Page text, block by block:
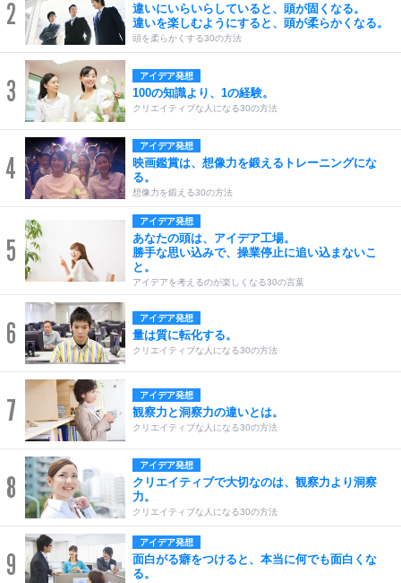
2
違いにいらいらしていると、頭が固くなる。
違いを楽しむようにすると、頭が柔らかくなる。
頭を柔らかくする30の方法
3 アイデア発想
100の知識より、1の経験。
クリエイティブな人になる30の方法
4
アイデア発想
映画鑑賞は、想像力を鍛えるトレーニングにな
る。
想像力を鍛える30の方法
5
アイデア発想
あなたの頭は、アイデア工場。
勝手な思い込みで、操業停止に追い込まないこ
と。
アイデアを考えるのが楽しくなる30の言葉
6 アイデア発想
量は質に転化する。
クリエイティブな人になる30の方法
7 アイデア発想
観察力と洞察力の違いとは。
クリエイティブな人になる30の方法
8
アイデア発想
クリエイティブで大切なのは、観察力より洞察
力。
クリエイティブな人になる30の方法
9
アイデア発想
面白がる癖をつけると、本当に何でも面白くな
る。